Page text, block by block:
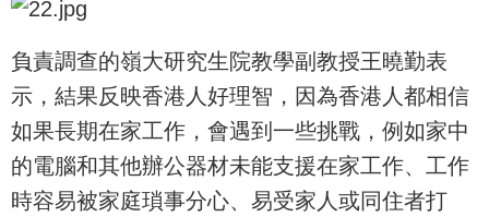
負責調查的嶺大研究生院教學副教授王曉勤表
示，結果反映香港人好理智，因為香港人都相信
如果長期在家工作，會遇到一些挑戰，例如家中
的電腦和其他辦公器材未能支援在家工作、工作
時容易被家庭瑣事分心、易受家人或同住者打